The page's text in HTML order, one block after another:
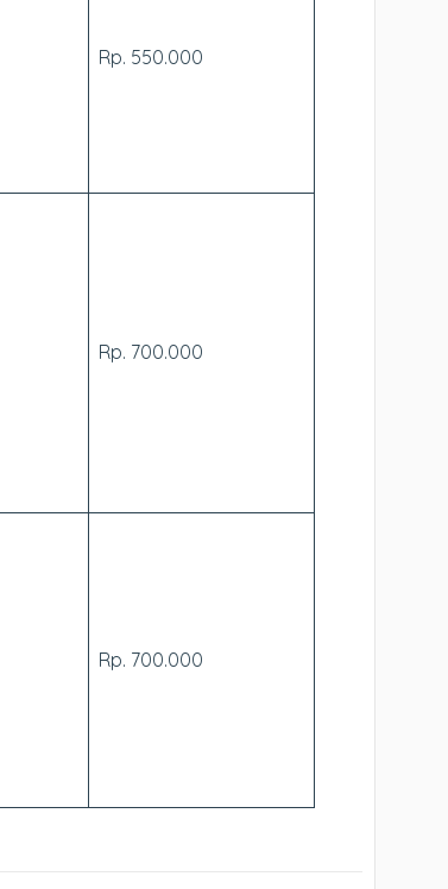
Rp. 550.000
Rp. 700.000
Rp. 700.000